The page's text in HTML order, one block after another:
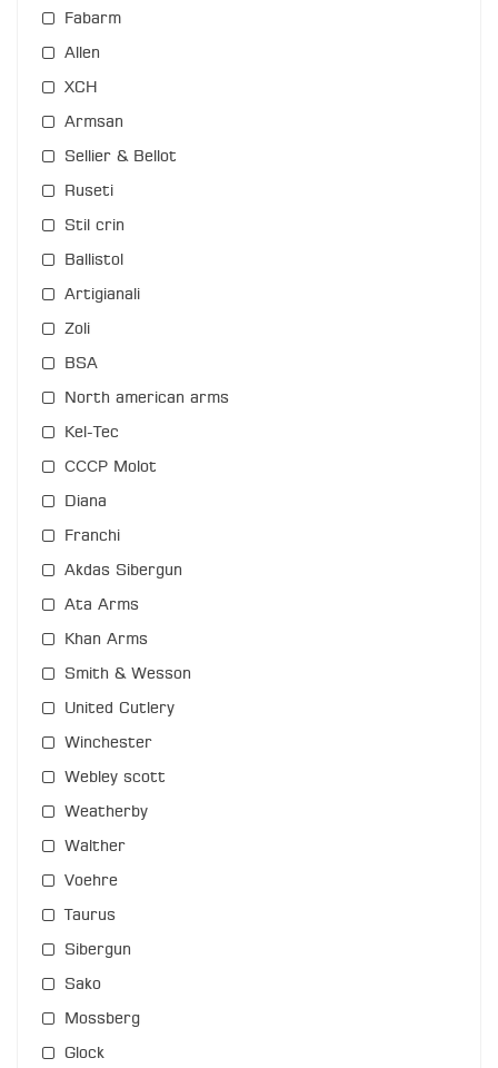
Fabarm
Allen
XCH
Armsan
Sellier & Bellot
Ruseti
Stil crin
Ballistol
Artigianali
Zoli
BSA
North american arms
Kel-Tec
СССР Molot
Diana
Franchi
Akdas Sibergun
Ata Arms
Khan Arms
Smith & Wesson
United Cutlery
Winchester
Webley scott
Weatherby
Walther
Voehre
Taurus
Sibergun
Sako
Mossberg
Glock